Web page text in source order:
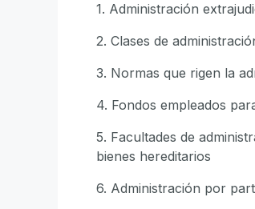
1. Administración
2. Clases de
3. Normas que rigen la
4. Fondos empleados
5. Facultades de
bienes hereditarios
6. Administración por